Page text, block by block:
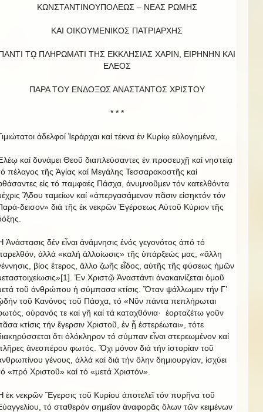
ΚΩΝΣΤΑΝΤΙΝΟΥΠΟΛΕΩΣ – ΝΕΑΣ ΡΩΜΗΣ
ΚΑΙ ΟΙΚΟΥΜΕΝΙΚΟΣ ΠΑΤΡΙΑΡΧΗΣ
Τῼ ΠΛΗΡΩΜΑΤΙ ΤΗΣ ΕΚΚΛΗΣΙΑΣ ΧΑΡΙΝ, ΕΙΡΗΝΗΝ ΚΑΙ
EΛΕΟΣ
ΠΑΡΑ ΤΟΥ ΕΝΔΟΞΩΣ ΑΝΑΣΤΑΝΤΟΣ ΧΡΙΣΤΟΥ
* * *
ἀδελφοί Ἱεράρχαι καί τέκνα ἐν Κυρίῳ εὐλογημένα,
καί δυνάμει Θεοῦ διαπλεύσαντες ἐν προσευχῇ καί νηστείᾳ
πέλαγος τῆς Ἁγίας καί Μεγάλης Τεσσαρακοστῆς καί
εἰς τό παμφαές Πάσχα, ἀνυμνοῦμεν τόν κατελθόντα
ᾍδου ταμείων καί «ἀπεργασάμενον πᾶσιν εἰσηκτόν τόν
δεισον» διά τῆς ἐκ νεκρῶν Ἐγέρσεως Αὐτοῦ Κύριον τῆς
Ἀνάστασις δέν εἶναι ἀνάμνησις ἑνός γεγονότος ἀπό τό
ἀλλά «καλή ἀλλοίωσις» τῆς ὑπάρξεώς μας, «ἄλλη
βίος ἕτερος, ἄλλο ζωῆς εἶδος, αὐτῆς τῆς φύσεως ἡμῶν
Ἐν Χριστῷ Ἀναστάντι ἀνακαινίζεται ὁμοῦ
τοῦ ἀνθρώπου ἡ σύμπασα κτίσις. Ὅταν ψάλλωμεν τήν Γ’
τοῦ Κανόνος τοῦ Πάσχα, τό «Νῦν πάντα πεπλήρωται
οὐρανός τε καί γῆ καί τά καταχθόνια·
ἑορταζέτω γοῦν
κτίσις τήν ἔγερσιν Χριστοῦ, ἐν ᾗ ἐστερέωται», τότε
ὅτι ὁλόκληρον τό σύμπαν εἶναι στερεωμένον καί
ἀνεσπέρου φωτός. Ὄχι μόνον διά τήν ἱστορίαν τοῦ
γένους, ἀλλά καί διά τήν ὅλην δημιουργίαν, ἰσχύει
«πρό Χριστοῦ» καί τό «μετά Χριστόν».
ἐκ νεκρῶν Ἔγερσις τοῦ Κυρίου ἀποτελεῖ τόν πυρῆνα τοῦ
τό σταθερόν σημεῖον ἀναφορᾶς ὅλων τῶν κειμένων